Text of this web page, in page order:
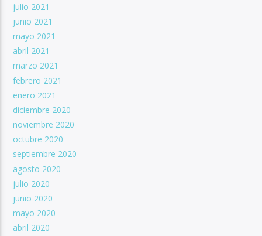
julio 2021
junio 2021
mayo 2021
abril 2021
marzo 2021
febrero 2021
enero 2021
diciembre 2020
noviembre 2020
octubre 2020
septiembre 2020
agosto 2020
julio 2020
junio 2020
mayo 2020
abril 2020